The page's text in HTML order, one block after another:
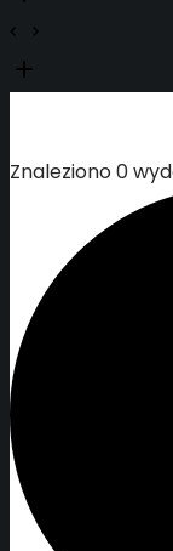
Znaleziono 0